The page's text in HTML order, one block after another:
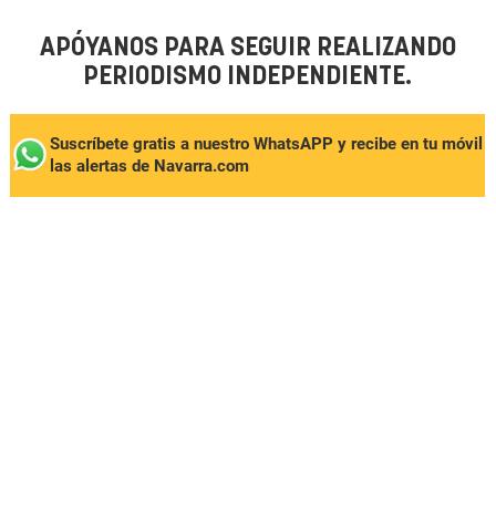
APÓYANOS PARA SEGUIR REALIZANDO
PERIODISMO INDEPENDIENTE.
Suscríbete gratis a nuestro WhatsAPP y recibe en tu móvil
las alertas de Navarra.com